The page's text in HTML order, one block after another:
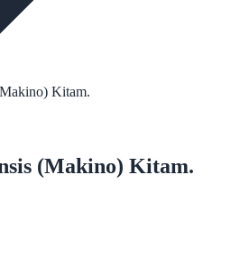
Kitam.
(Makino) Kitam.